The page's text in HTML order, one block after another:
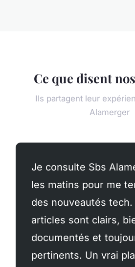
Ce que disent
Ils partagent leur
Alamerger
Je consulte Sbs
les matins pour me
des nouveautés tech.
articles sont clairs,
documentés et
pertinents. Un vrai